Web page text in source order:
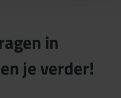
in
je verder!